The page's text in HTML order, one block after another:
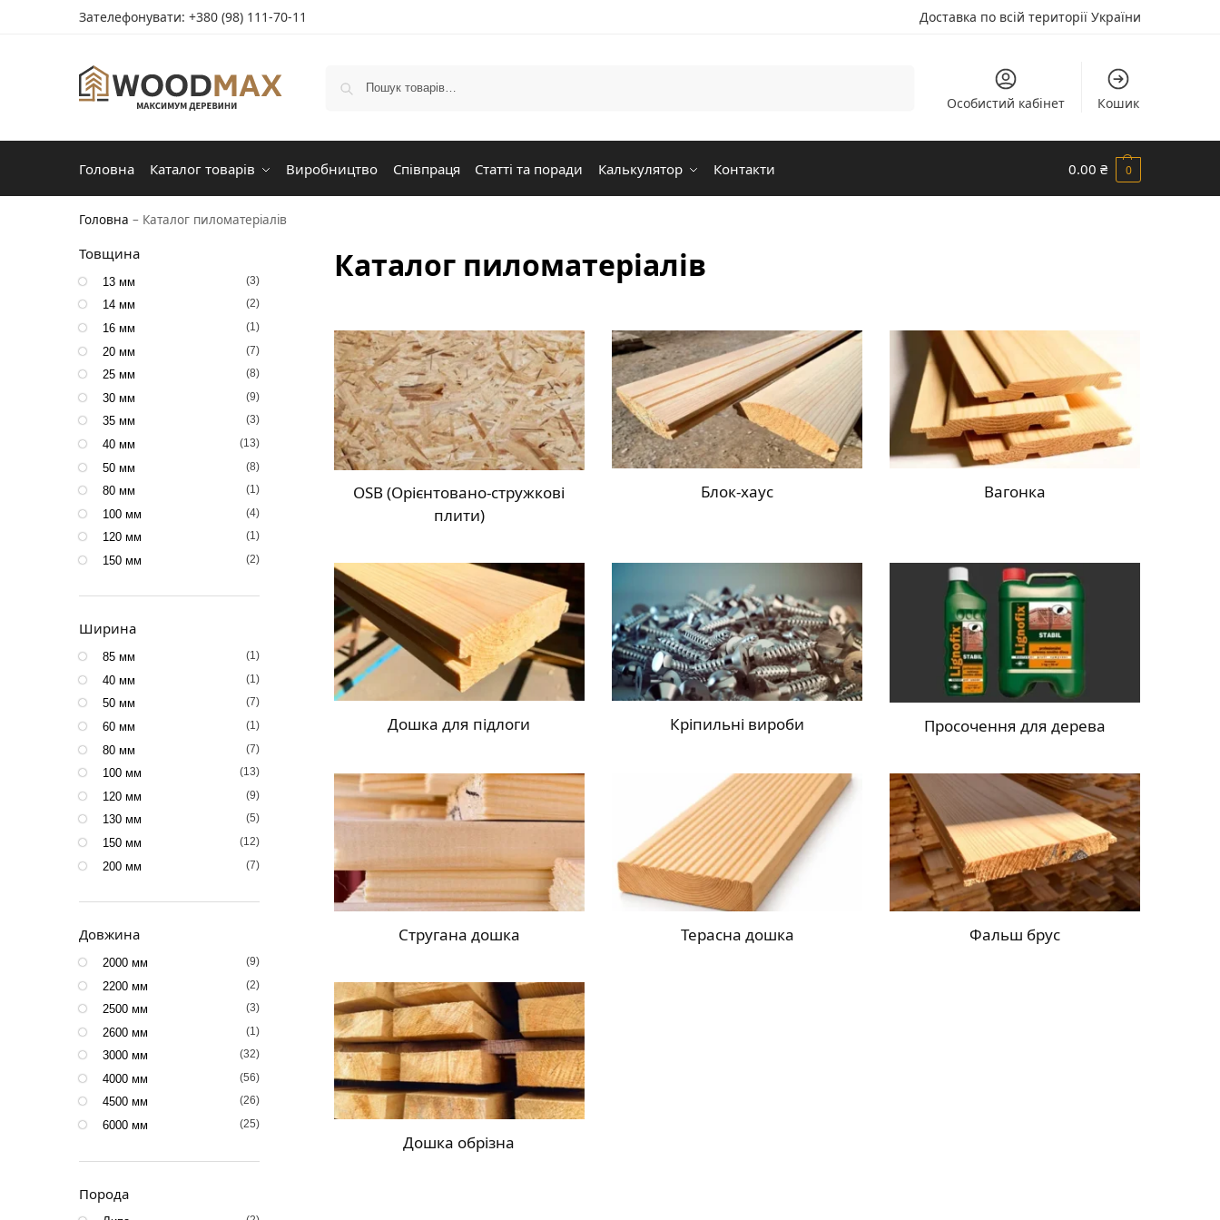
Зателефонувати: +380 (98) 111-70-11 Доставка по всій території України
Особистий кабінет Кошик
Головна Каталог товарів Виробництво Співпраця Статті та поради Калькулятор Контакти 0.00 ₴ 0
Головна – Каталог пиломатеріалів
Каталог пиломатеріалів
OSB (Орієнтовано-стружкові
плити)
Блок-хаус Вагонка
Дошка для підлоги Кріпильні вироби Просочення для дерева
Стругана дошка Терасна дошка Фальш брус
Дошка обрізна
Товщина
13 мм (3)
14 мм (2)
16 мм (1)
20 мм (7)
25 мм (8)
30 мм (9)
35 мм (3)
40 мм (13)
50 мм (8)
80 мм (1)
100 мм (4)
120 мм (1)
150 мм (2)
Ширина
85 мм (1)
40 мм (1)
50 мм (7)
60 мм (1)
80 мм (7)
100 мм (13)
120 мм (9)
130 мм (5)
150 мм (12)
200 мм (7)
Довжина
2000 мм (9)
2200 мм (2)
2500 мм (3)
2600 мм (1)
3000 мм (32)
4000 мм (56)
4500 мм (26)
6000 мм (25)
Порода